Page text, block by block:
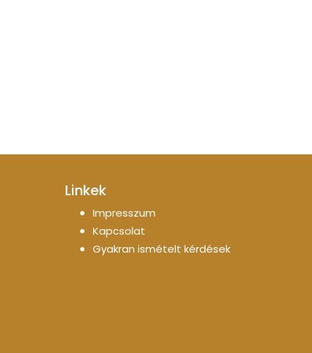
Linkek
Impresszum
Kapcsolat
Gyakran ismételt kérdések